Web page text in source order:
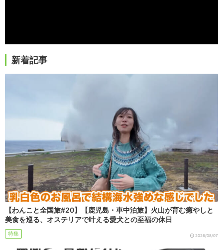
新着記事
【わんこと全国旅#20】【鹿児島・車中泊旅】火山が育む癒やしと
美食を巡る、オステリアで叶える愛犬との至福の休日
特集 2026/08/07